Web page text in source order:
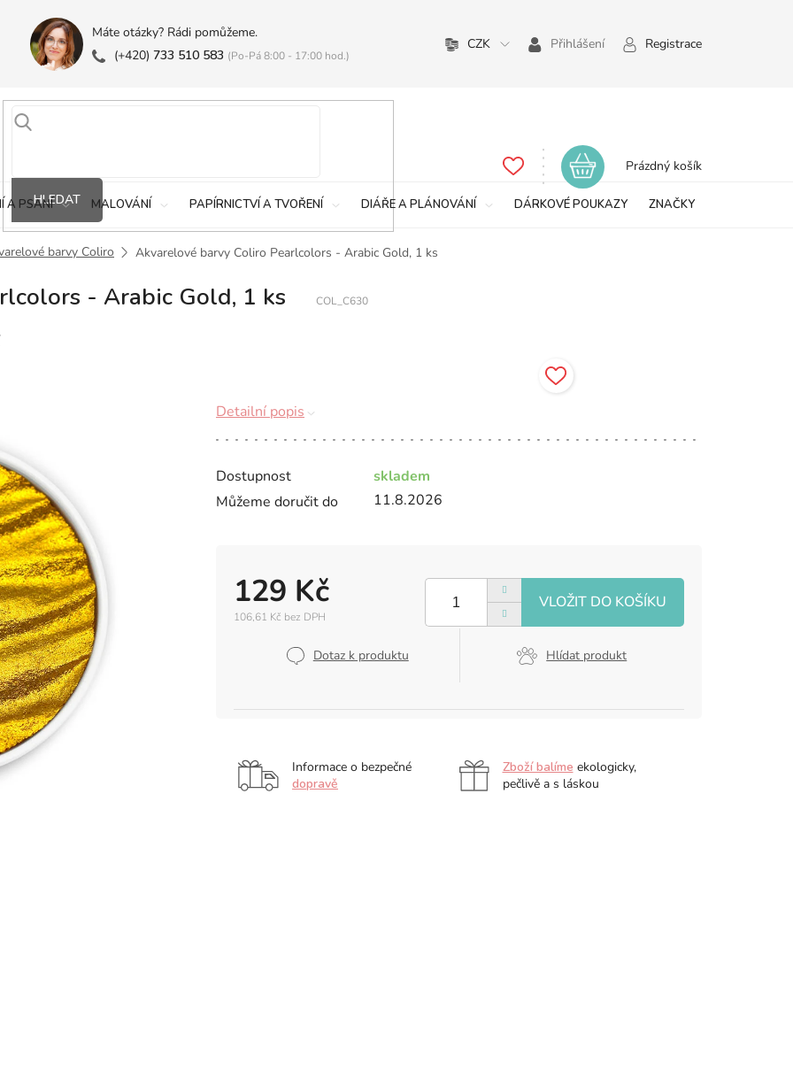
Máte otázky? Rádi pomůžeme.
(+420) 733 510 583 (Po-Pá 8:00 - 17:00 hod.)
CZK Přihlášení Registrace
HLEDAT
Nákupní
Prázdný košík
A PSANÍ MALOVÁNÍ PAPÍRNICTVÍ A TVOŘENÍ DIÁŘE A PLÁNOVÁNÍ DÁRKOVÉ POUKAZY ZNAČKY
barvy Coliro Akvarelové barvy Coliro Pearlcolors - Arabic Gold, 1 ks
- Arabic Gold, 1 ks COL_C630
Dostupnost
skladem
Můžeme doručit do
11.8.2026
129 Kč
106,61 Kč bez DPH
Dotaz k produktu Hlídat produkt
Detailní popis
Informace o bezpečné
dopravě
Zboží balíme ekologicky,
pečlivě a s láskou